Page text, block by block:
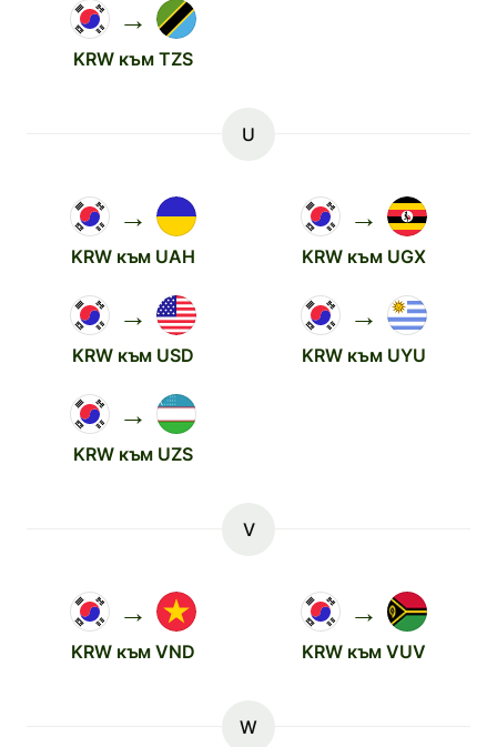
→
KRW към TZS
U
→
KRW към UAH
→
KRW към UGX
→
KRW към USD
→
KRW към UYU
→
KRW към UZS
V
→
KRW към VND
→
KRW към VUV
W